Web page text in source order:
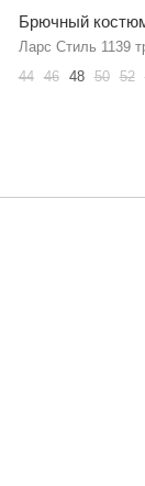
Брючный
Ларс Стиль 1139
44 46 48 50 52